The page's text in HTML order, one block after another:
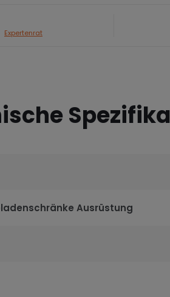
Expertenrat
Ausrüstung